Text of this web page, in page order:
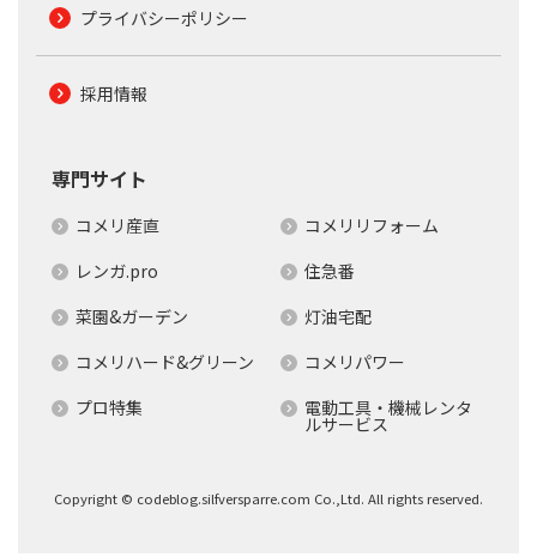
プライバシーポリシー
採用情報
専門サイト
コメリ産直
コメリリフォーム
レンガ.pro
住急番
菜園&ガーデン
灯油宅配
コメリハード&グリーン
コメリパワー
プロ特集
電動工具・機械レンタ
ルサービス
Copyright © codeblog.silfversparre.com Co.,Ltd. All rights reserved.